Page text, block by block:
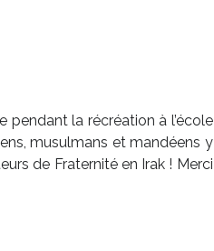
pendant la récréation à l’école
musulmans et mandéens y
de Fraternité en Irak ! Merci